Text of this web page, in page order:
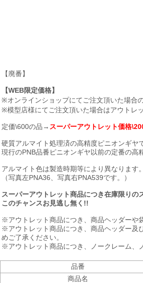
【廃番】
【WEB限定価格】
※オンラインショップにてご注文頂いた場合
※模型店様にてご注文頂いた場合はアウトレ
定価\600の品→ スーパーアウトレット価格
硬質アルマイト処理済の高精度ピニオンギヤ
現行のPNB品番ピニオンギヤ以前の定番の高
アルマイト色は製造時期等により異なります。
（写真左PNA36、写真右PNA539です。）
スーパーアウトレット商品につき在庫限りの
このチャンスお見逃し無く!!
※アウトレット商品につき、商品ヘッダーや
※アウトレット商品につき、商品ヘッダー及
めご了承ください。
※アウトレット商品につき、ノークレーム、
品番
商品名